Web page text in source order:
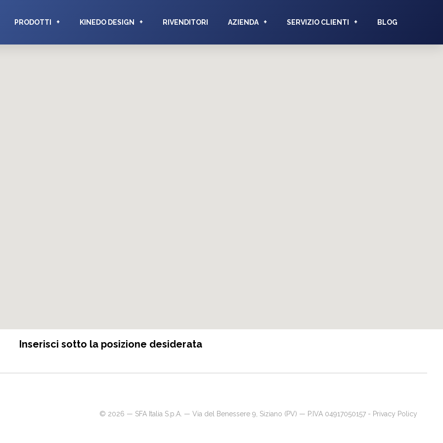
PRODOTTI KINEDO DESIGN RIVENDITORI AZIENDA SERVIZIO CLIENTI BLOG
Inserisci sotto la posizione desiderata
© 2026 — SFA Italia S.p.A. — Via del Benessere 9, Siziano (PV) — P.IVA 04917050157 - Privacy Policy